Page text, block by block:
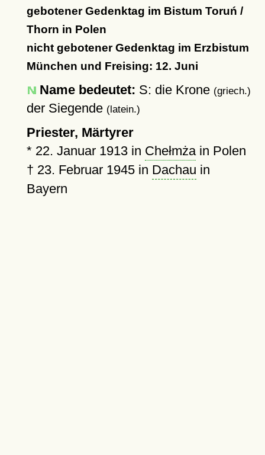
gebotener Gedenktag im Bistum Toruń /
Thorn in Polen
nicht gebotener Gedenktag im Erzbistum
München und Freising: 12. Juni
Name bedeutet: S: die Krone (griech.)
der Siegende (latein.)
Priester, Märtyrer
* 22. Januar 1913in Chełmżain Polen
† 23. Februar 1945in Dachau in
Bayern